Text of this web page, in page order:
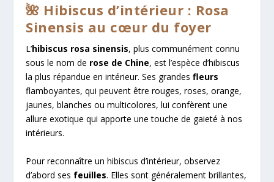
🌺 Hibiscus d’intérieur : Rosa
Sinensis au cœur du foyer
L’hibiscus rosa sinensis, plus communément connu
sous le nom de rose de Chine, est l’espèce d’hibiscus
la plus répandue en intérieur. Ses grandesfleurs
flamboyantes, qui peuvent être rouges, roses, orange,
jaunes, blanches ou multicolores, lui confèrent une
allure exotique qui apporte une touche de gaieté à nos
intérieurs.
Pour reconnaître un hibiscus d’intérieur, observez
d’abord ses feuilles. Elles sont généralement brillantes,